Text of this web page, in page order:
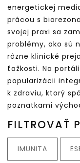
energetickej
prácou s
svojej praxi sa
problémy, ako sú
rôzne klinické
ťažkosti. Na portáli
popularizácii
k zdraviu, ktorý
poznatkami
FILTROVAŤ
IMUNITA